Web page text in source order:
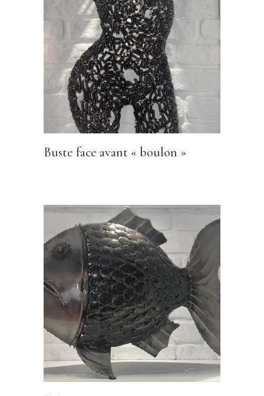
Buste face avant « boulon »